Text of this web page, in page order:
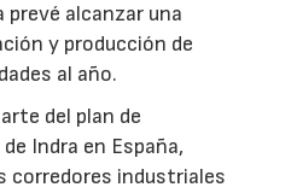
alcanzar una
y producción de
al año.
del plan de
Indra en España,
corredores industriales